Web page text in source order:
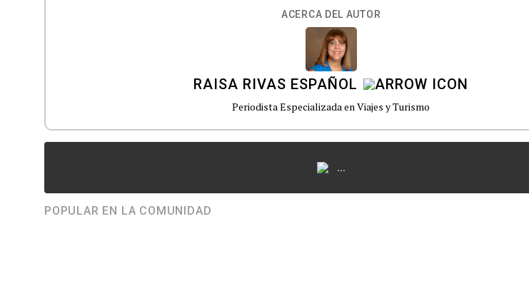
ACERCA DEL AUTOR
RAISA RIVAS ESPAÑOL
Periodista Especializada en Viajes y Turismo
...
POPULAR EN LA COMUNIDAD